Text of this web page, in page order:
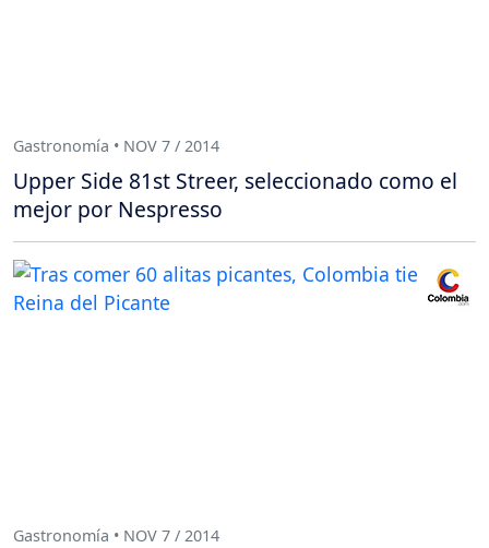
Gastronomía • NOV 7 / 2014
Upper Side 81st Streer, seleccionado como el
mejor por Nespresso
Gastronomía • NOV 7 / 2014